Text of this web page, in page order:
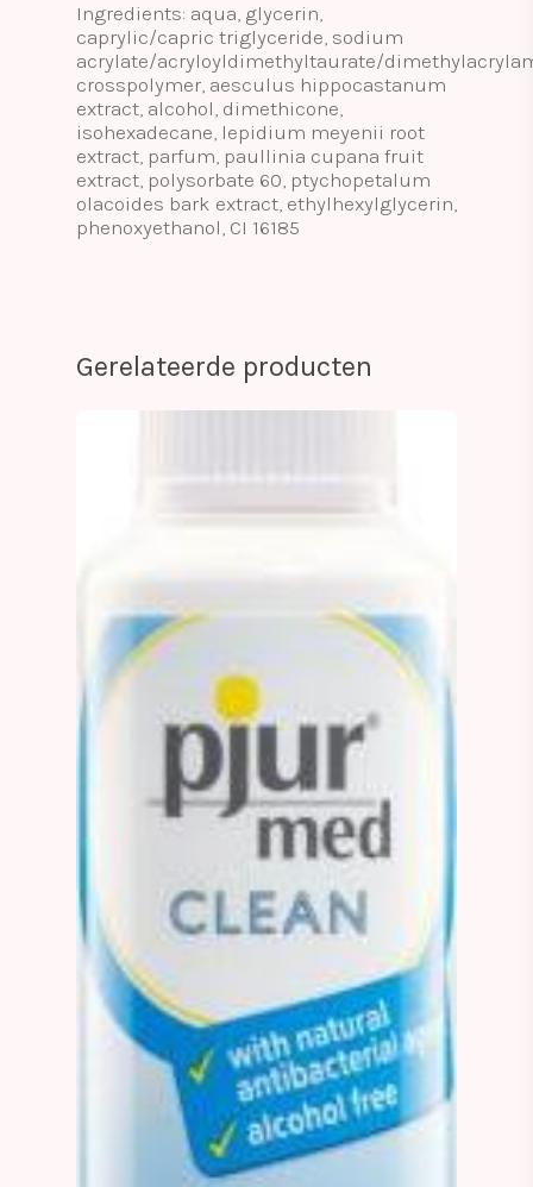
Ingredients: aqua, glycerin,
caprylic/capric triglyceride, sodium
acrylate/acryloyldimethyltaurate/
crosspolymer, aesculus hippocastanum
extract, alcohol, dimethicone,
isohexadecane, lepidium meyenii root
extract, parfum, paullinia cupana fruit
extract, polysorbate 60, ptychopetalum
olacoides bark extract, ethylhexylglycerin,
phenoxyethanol, CI 16185
Gerelateerde producten